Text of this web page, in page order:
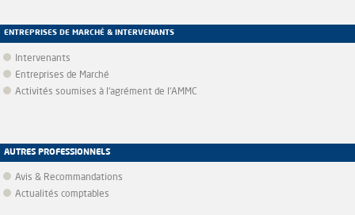
ENTREPRISES DE MARCHÉ & INTERVENANTS
Intervenants
Entreprises de Marché
Activités soumises à l'agrément de l'AMMC
AUTRES PROFESSIONNELS
Avis & Recommandations
Actualités comptables